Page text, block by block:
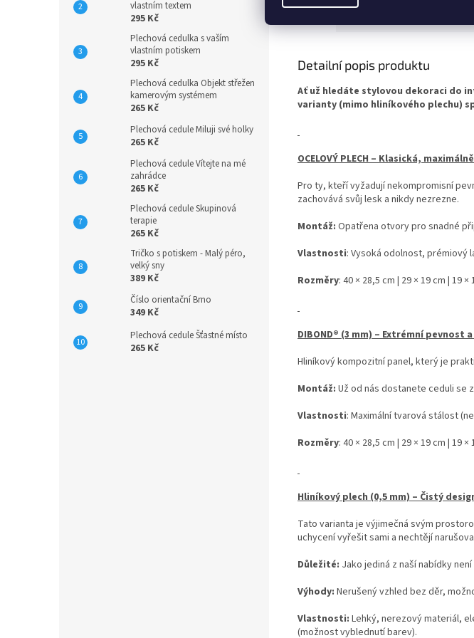
vlastním textem
295 Kč
Plechová cedulka s vaším
vlastním potiskem
295 Kč
Plechová cedulka Objekt střežen
kamerovým systémem
265 Kč
Plechová cedule Miluji své holky
265 Kč
Plechová cedule Vítejte na mé
zahrádce
265 Kč
Plechová cedule Skupinová
terapie
265 Kč
Tričko s potiskem - Malý péro,
velký sny
389 Kč
Číslo orientační Brno
349 Kč
Plechová cedule Šťastné místo
265 Kč
Detailní popis produktu
Ať už hledáte stylovou dekoraci do
varianty (mimo hliníkového plechu)
OCELOVÝ PLECH – Klasická,
Pro ty, kteří vyžadují nekompromisní
zachovává svůj lesk a nikdy nezrezne.
Montáž: Opatřena otvory pro snadné
Vlastnosti: Vysoká odolnost, prémiový
Rozměry: 40 × 28,5 cm | 29 × 19 cm | 19 ×
DIBOND® (3 mm) – Extrémní pevnost
Hliníkový kompozitní panel, který je
Montáž: Už od nás dostanete ceduli se
Vlastnosti: Maximální tvarová stálost
Rozměry: 40 × 28,5 cm | 29 × 19 cm | 19 ×
Hliníkový plech (0,5 mm) – Čistý
Tato varianta je výjimečná svým
uchycení vyřešit sami a nechtějí
Důležité: Jako jediná z naší nabídky
Výhody: Nerušený vzhled bez děr,
Vlastnosti: Lehký, nerezový materiál,
(možnost vyblednutí barev).